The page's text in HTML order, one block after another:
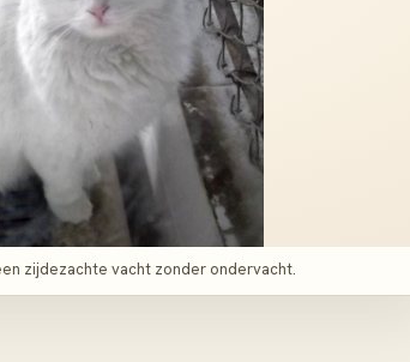
zijdezachte vacht zonder ondervacht.